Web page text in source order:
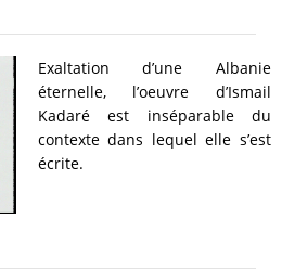
Exaltation d’une Albanie
éternelle, l’oeuvre d’Ismail
Kadaré est inséparable du
contexte dans lequel elle s’est
écrite.